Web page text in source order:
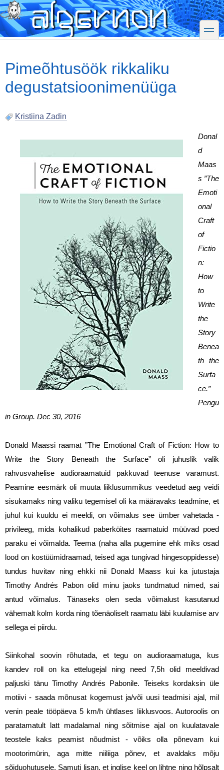
Skip
to
main
content
toggle
Pimeõhtusöök rikkaliku
degustatsioonimenüüga
Kristiina Zadin
Donal
d
Maas
s ”The
Emoti
onal
Craft
of
Fictio
n:
How
to
Write
the
Story
Benea
th the
Surfa
ce.”
Pengu
in Group. Dec 30, 2016
Donald Maassi raamat ”The Emotional Craft of Fiction: How to
Write the Story Beneath the Surface” oli juhuslik valik
rahvusvahelise audioraamatuid pakkuvad teenuse varamust.
Peamine eesmärk oli muuta liiklusummikus veedetud aeg veidi
sisukamaks ning valiku tegemisel oli ka määravaks teadmine, et
juhul kui kuuldu ei meeldi, on võimalus see ümber vahetada -
privileeg, mida kohalikud paberköites raamatuid müüvad poed
paraku ei võimalda. Teema (naha alla pugemine ehk miks osad
lood on kostüümidraamad, teised aga tungivad hingesoppidesse)
tundus huvitav ning ehkki nii Donald Maass kui ka jutustaja
Timothy Andrés Pabon olid minu jaoks tundmatud nimed, sai
antud võimalus. Tänaseks olen seda võimalust kasutanud
vähemalt kolm korda ning tõenäoliselt raamatu läbi kuulamise arv
sellega ei piirdu.
Siinkohal soovin rõhutada, et tegu on audioraamatuga, kus
kandev roll on ka ettelugejal ning need 7,5h olid meeldivad
paljuski tänu Timothy Andrés Pabonile. Teiseks kordaksin üle
motiivi - saada mõnusat kogemust ja/või uusi teadmisi ajal, mil
venin peale tööpäeva 5 km/h ühtlases liiklusvoos. Autoroolis on
paratamatult latt madalamal ning sõitmise ajal on kuulatavale
teostele kaks peamist nõudmist - võiks olla põnevam kui
mootorimürin, aga mitte niiliiga põnev, et avaldaks mõju
sõiduohutusele. Samuti lisan, et inglise keel on lihtne ning hõlpsalt